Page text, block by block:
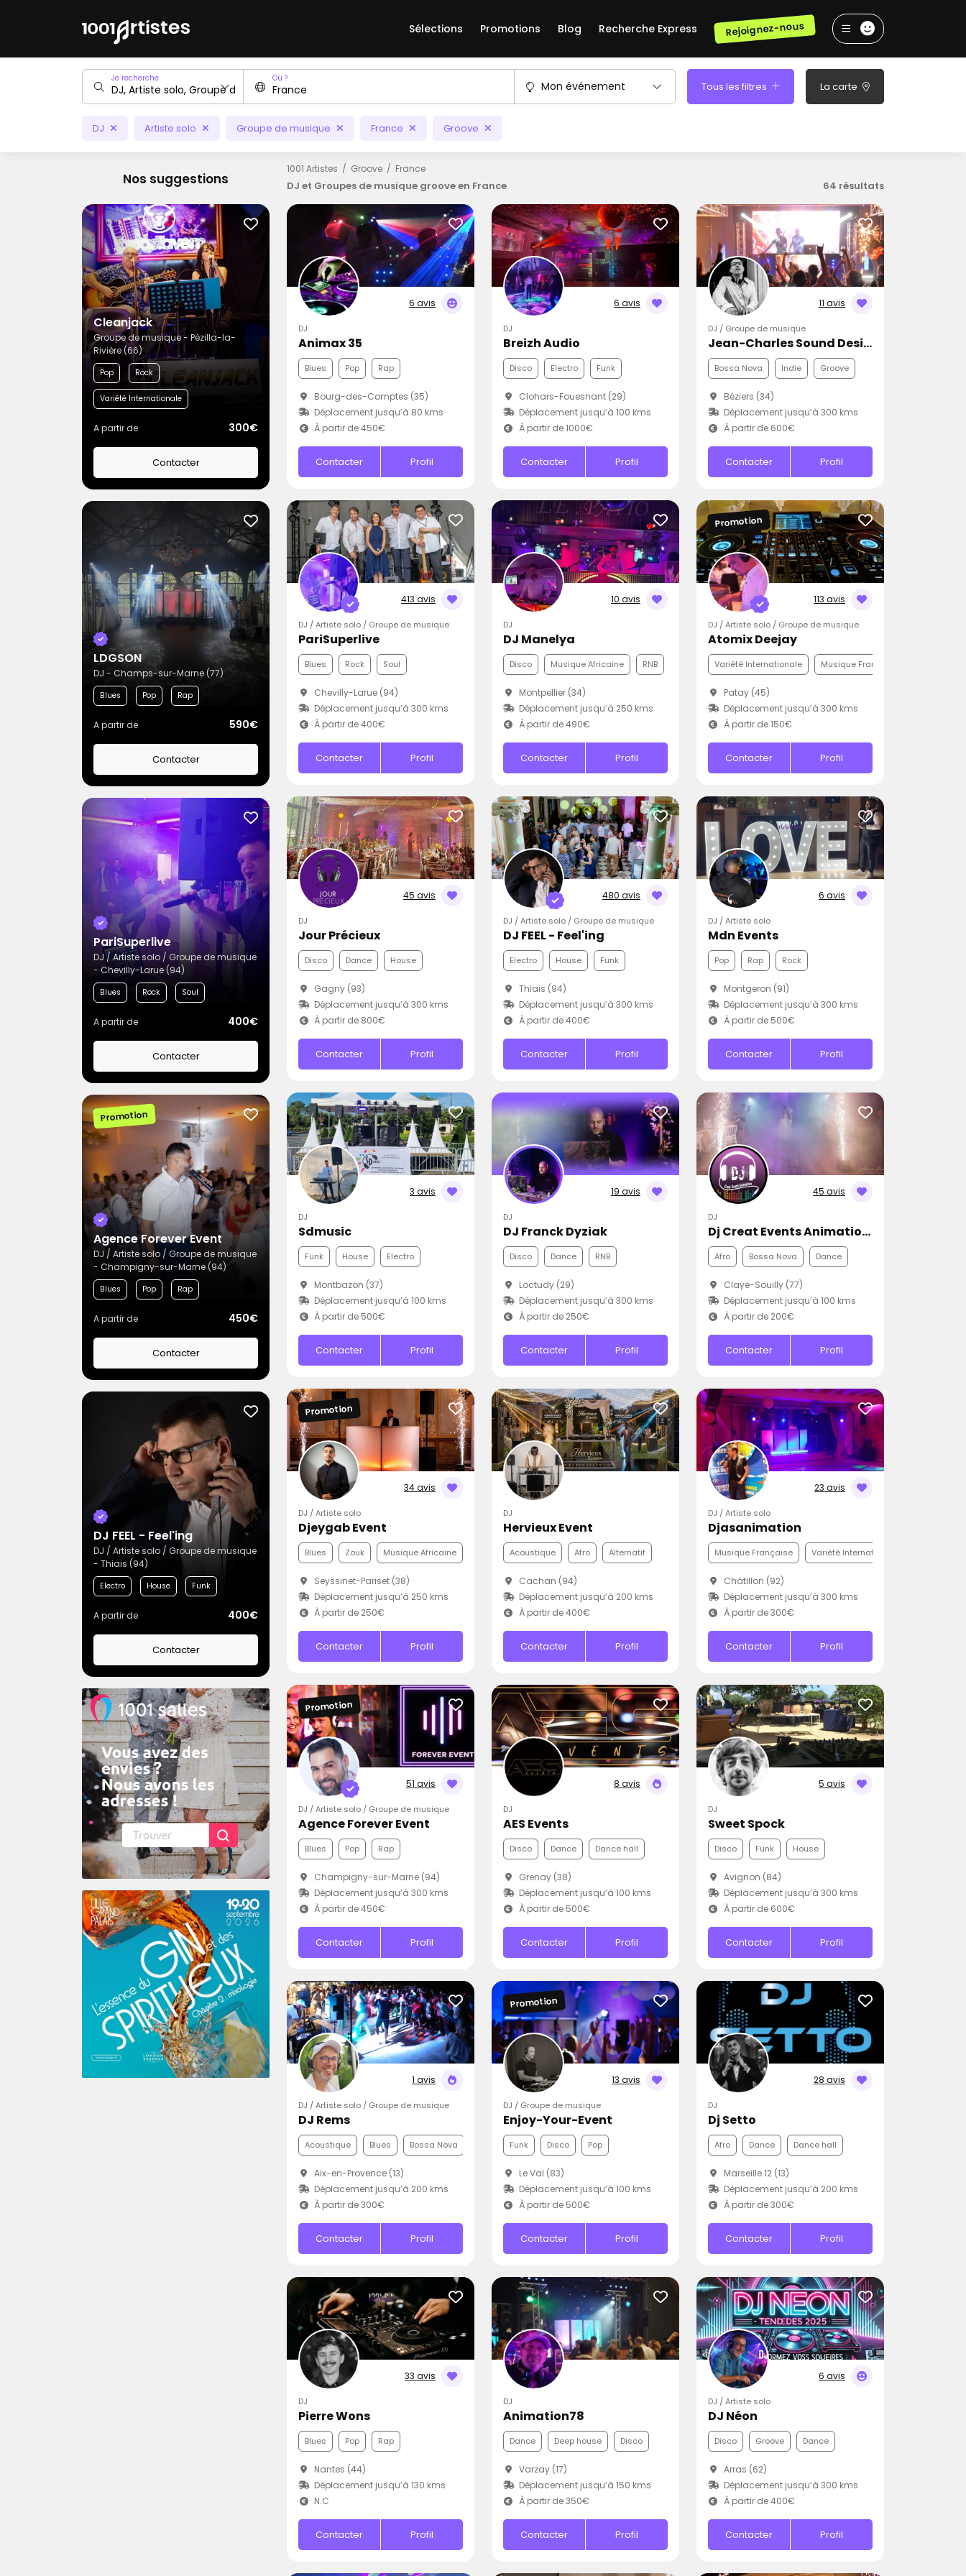
Sélections Promotions Blog Recherche Express Rejoignez-nous
Je recherche Où ?
Mon événement Tous les filtres La carte
DJ Artiste solo Groupe de musique France Groove
Nos suggestions
Cleanjack
Groupe de musique - Pézilla-la-
Rivière (66)
Pop Rock
Variété Internationale
A partir de 300€
Contacter
LDGSON
DJ - Champs-sur-Marne (77)
Blues Pop Rap
A partir de 590€
Contacter
PariSuperlive
DJ / Artiste solo / Groupe de musique
- Chevilly-Larue (94)
Blues Rock Soul
A partir de 400€
Contacter
Promotion
Agence Forever Event
DJ / Artiste solo / Groupe de musique
- Champigny-sur-Marne (94)
Blues Pop Rap
A partir de 450€
Contacter
DJ FEEL - Feel'ing
DJ / Artiste solo / Groupe de musique
- Thiais (94)
Electro House Funk
A partir de 400€
Contacter
1001 Artistes Groove France
DJ et Groupes de musique groove en France 64 résultats
6 avis
DJ
Animax 35
Blues Pop Rap
Bourg-des-Comptes (35)
Déplacement jusqu’à 80 kms
À partir de 450€
Contacter Profil
6 avis
DJ
Breizh Audio
Disco Electro Funk
Clohars-Fouesnant (29)
Déplacement jusqu’à 100 kms
À partir de 1000€
Contacter Profil
11 avis
DJ / Groupe de musique
Jean-Charles Sound Designer
Bossa Nova Indie Groove
Béziers (34)
Déplacement jusqu’à 300 kms
À partir de 600€
Contacter Profil
413 avis
DJ / Artiste solo / Groupe de musique
PariSuperlive
Blues Rock Soul
Chevilly-Larue (94)
Déplacement jusqu’à 300 kms
À partir de 400€
Contacter Profil
10 avis
DJ
DJ Manelya
Disco Musique Africaine RNB
Montpellier (34)
Déplacement jusqu’à 250 kms
À partir de 490€
Contacter Profil
113 avis
Promotion
DJ / Artiste solo / Groupe de musique
Atomix Deejay
Variété Internationale Musique Française
Patay (45)
Déplacement jusqu’à 300 kms
À partir de 150€
Contacter Profil
45 avis
DJ
Jour Précieux
Disco Dance House
Gagny (93)
Déplacement jusqu’à 300 kms
À partir de 800€
Contacter Profil
480 avis
DJ / Artiste solo / Groupe de musique
DJ FEEL - Feel'ing
Electro House Funk
Thiais (94)
Déplacement jusqu’à 300 kms
À partir de 400€
Contacter Profil
6 avis
DJ / Artiste solo
Mdn Events
Pop Rap Rock
Montgeron (91)
Déplacement jusqu’à 300 kms
À partir de 500€
Contacter Profil
3 avis
DJ
Sdmusic
Funk House Electro
Montbazon (37)
Déplacement jusqu’à 100 kms
À partir de 500€
Contacter Profil
19 avis
DJ
DJ Franck Dyziak
Disco Dance RNB
Loctudy (29)
Déplacement jusqu’à 300 kms
À partir de 250€
Contacter Profil
45 avis
DJ
Dj Creat Events Animations
Afro Bossa Nova Dance
Claye-Souilly (77)
Déplacement jusqu’à 100 kms
À partir de 200€
Contacter Profil
34 avis
Promotion
DJ / Artiste solo
Djeygab Event
Blues Zouk Musique Africaine
Seyssinet-Pariset (38)
Déplacement jusqu’à 250 kms
À partir de 250€
Contacter Profil
DJ
Hervieux Event
Acoustique Afro Alternatif
Cachan (94)
Déplacement jusqu’à 200 kms
À partir de 400€
Contacter Profil
23 avis
DJ / Artiste solo
Djasanimation
Musique Française Variété Internationale
Châtillon (92)
Déplacement jusqu’à 300 kms
À partir de 300€
Contacter Profil
51 avis
Promotion
DJ / Artiste solo / Groupe de musique
Agence Forever Event
Blues Pop Rap
Champigny-sur-Marne (94)
Déplacement jusqu’à 300 kms
À partir de 450€
Contacter Profil
8 avis
DJ
AES Events
Disco Dance Dance hall
Grenay (38)
Déplacement jusqu’à 100 kms
À partir de 500€
Contacter Profil
5 avis
DJ
Sweet Spock
Disco Funk House
Avignon (84)
Déplacement jusqu’à 300 kms
À partir de 600€
Contacter Profil
1 avis
DJ / Artiste solo / Groupe de musique
DJ Rems
Acoustique Blues Bossa Nova
Aix-en-Provence (13)
Déplacement jusqu’à 200 kms
À partir de 300€
Contacter Profil
13 avis
Promotion
DJ / Groupe de musique
Enjoy-Your-Event
Funk Disco Pop
Le Val (83)
Déplacement jusqu’à 100 kms
À partir de 500€
Contacter Profil
28 avis
DJ
Dj Setto
Afro Dance Dance hall
Marseille 12 (13)
Déplacement jusqu’à 200 kms
À partir de 300€
Contacter Profil
33 avis
DJ
Pierre Wons
Blues Pop Rap
Nantes (44)
Déplacement jusqu’à 130 kms
N.C
Contacter Profil
DJ
Animation78
Dance Deep house Disco
Varzay (17)
Déplacement jusqu’à 150 kms
À partir de 350€
Contacter Profil
6 avis
DJ / Artiste solo
DJ Néon
Disco Groove Dance
Arras (62)
Déplacement jusqu’à 300 kms
À partir de 400€
Contacter Profil